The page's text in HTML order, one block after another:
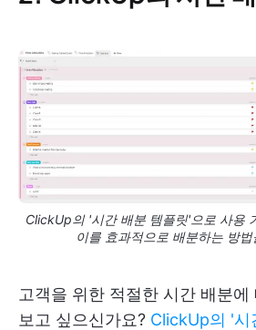
ClickUp의 '시간 배분 템플릿'으로 사용
이를 효과적으로 배분하는 방
고객을 위한 적절한 시간 배분
보고 싶으신가요? ClickUp의 '시